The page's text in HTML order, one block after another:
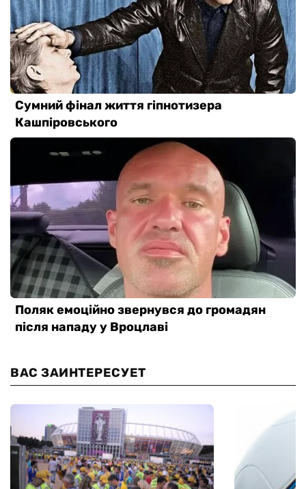
ВАС ЗАИНТЕРЕСУЕТ